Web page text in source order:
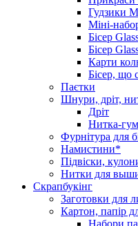
Гудзики
Міні-
Бісер
Бісер
Карти
Бісер, що
Паєтки
Шнури, дріт,
Дріт
Нитка-
Фурнітура для
Намистини*
Підвіски,
Нитки для
Скрапбукінг
Заготовки для
Картон, папір
Набори